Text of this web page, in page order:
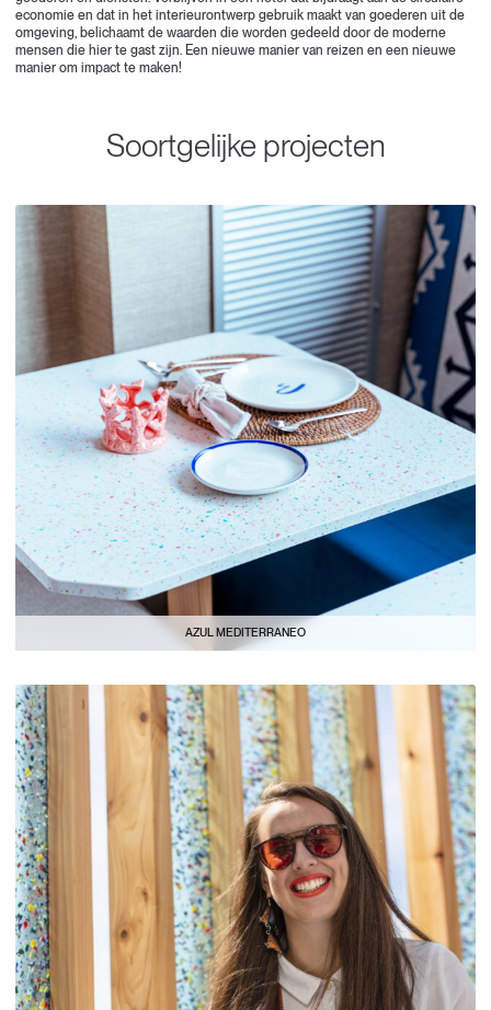
economie en dat in het interieurontwerp gebruik maakt van goederen uit de
omgeving, belichaamt de waarden die worden gedeeld door de moderne
mensen die hier te gast zijn. Een nieuwe manier van reizen en een nieuwe
manier om impact te maken!
Soortgelijke projecten
AZUL MEDITERRANEO